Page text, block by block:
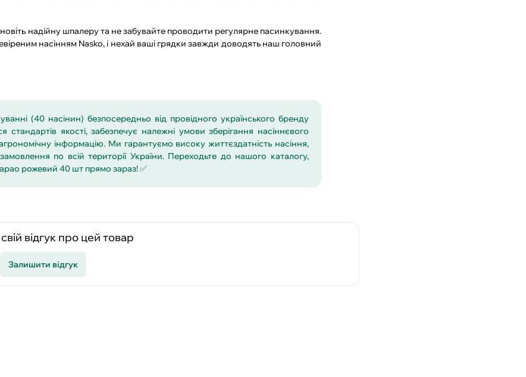
надійну шпалеру та не забувайте проводити регулярне пасинкування.
насінням Nasko, і нехай ваші грядки завжди доводять наш головний
(40 насінин) безпосередньо від провідного українського бренду
якості, забезпечує належні умови зберігання насіннєвого
інформацію. Ми гарантуємо високу життєздатність насіння,
по всій території України. Переходьте до нашого каталогу,
рожевий 40 шт прямо зараз! ✅
відгук про цей товар
Залишити відгук